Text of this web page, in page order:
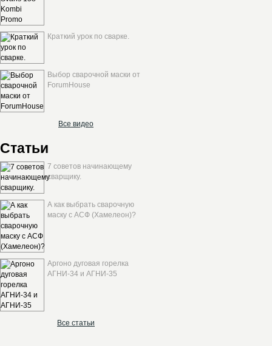
Краткий урок по сварке.
Выбор сварочной маски от
ForumHouse
Все видео
Статьи
7 советов начинающему
сварщику.
А как выбрать сварочную
маску с АСФ (Хамелеон)?
Аргоно дуговая горелка
АГНИ-34 и АГНИ-35
Все статьи